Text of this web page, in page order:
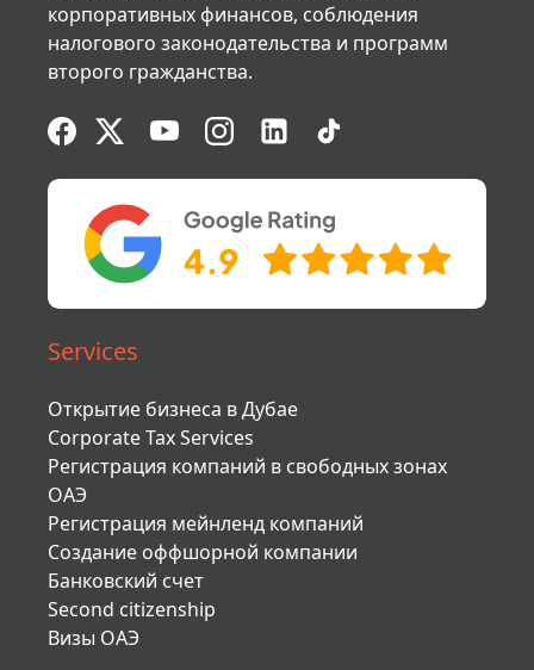
корпоративных финансов, соблюдения
налогового законодательства и программ
второго гражданства.
Services
Открытие бизнеса в Дубае
Corporate Tax Services
Регистрация компаний в свободных зонах
ОАЭ
Регистрация мейнленд компаний
Создание оффшорной компании
Банковский счет
Second citizenship
Визы ОАЭ